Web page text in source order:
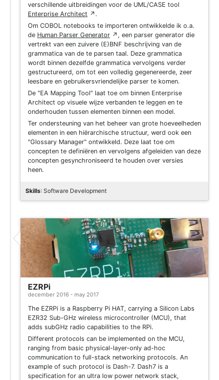
verschillende uitbreidingen voor de UML/CASE tool
Enterprise Architect ↗ .
Om COBOL notebooks te importeren ontwikkelde ik o.a.
de Human Parser Generator ↗ , een parser generator die
vertrekt van een zuivere (E)BNF beschrijving van de
grammatica van de te parsen taal. Deze grammatica
wordt binnen dezelfde grammatica vervolgens verder
gestructureerd, om tot een volledig gegenereerde, zeer
leesbare en gebruikersvriendelijke parser te komen.
De "EA Mapping Tool" laat toe om binnen Enterprise
Architect op visuele wijze verbanden te leggen en te
onderhouden tussen elementen binnen een model.
Ter ondersteuning van het beheer van grote hoeveelheden
elementen in een hiërarchische structuur, werd ook een
"Glossary Manager" ontwikkeld. Deze laat toe om
concepten te definiëren en vervolgens afgeleiden van deze
concepten gesynchroniseerd te houden over versies
heen.
Skills: Software Development
Project
EZRPi
december 2016 - may 2017
The EZRPi is a Raspberry Pi HAT, carrying a Silicon Labs
EZR32 Sub-GHz wireless microcontroller (MCU), that
adds subGHz radio capabilities to the RPi.
Different protocols can be implemented on the MCU,
ranging from basic physical-layer-only ad-hoc
communication to full-stack networking protocols. An
example of such protocol is Dash-7. Dash7 is a
specification for an ultra low power network stack,